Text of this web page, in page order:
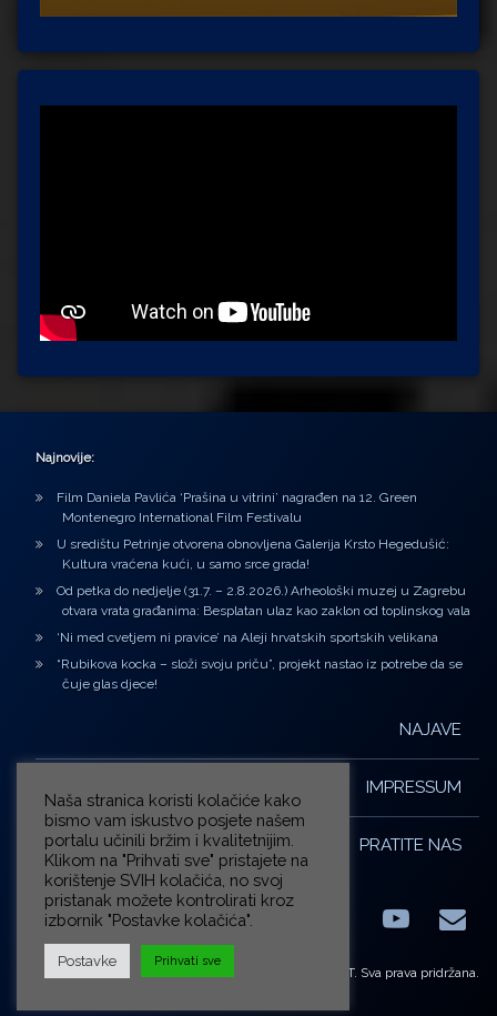
Najnovije:
Film Daniela Pavlića ‘Prašina u vitrini’ nagrađen na 12. Green
Montenegro International Film Festivalu
U središtu Petrinje otvorena obnovljena Galerija Krsto Hegedušić:
Kultura vraćena kući, u samo srce grada!
Od petka do nedjelje (31.7. – 2.8.2026.) Arheološki muzej u Zagrebu
otvara vrata građanima: Besplatan ulaz kao zaklon od toplinskog vala
‘Ni med cvetjem ni pravice’ na Aleji hrvatskih sportskih velikana
“Rubikova kocka – složi svoju priču”, projekt nastao iz potrebe da se
čuje glas djece!
NAJAVE
IMPRESSUM
PRATITE NAS
FacebookLinkedIn E-
© ZG-KULT. Sva prava pridržana.
Naša stranica koristi kolačiće kako
bismo vam iskustvo posjete našem
portalu učinili bržim i kvalitetnijim.
Klikom na "Prihvati sve" pristajete na
korištenje SVIH kolačića, no svoj
pristanak možete kontrolirati kroz
izbornik "Postavke kolačića".
Postavke Prihvati sve